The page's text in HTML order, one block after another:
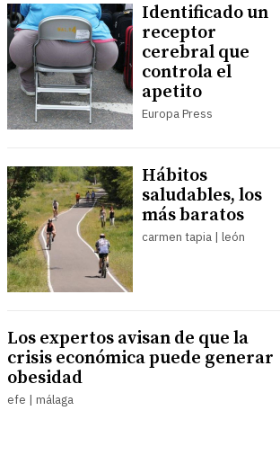
Identificado un
receptor
cerebral que
controla el
apetito
Europa Press
Hábitos
saludables, los
más baratos
carmen tapia | león
Los expertos avisan de que la
crisis económica puede generar
obesidad
efe | málaga